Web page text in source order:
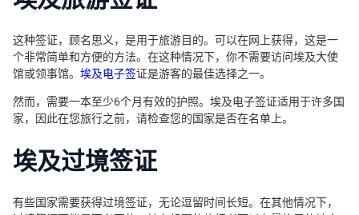
这种签证，顾名思义，是用于旅游目的。可以在网上获得，这是一
个非常简单和方便的方法。在这种情况下，你不需要访问埃及大使
馆或领事馆。 埃及电子签证是游客的最佳选择之一。
然而，需要一本至少6个月有效的护照。埃及电子签证适用于许多国
家，因此在您旅行之前，请检查您的国家是否在名单上。
埃及过境签证
有些国家需要获得过境签证，无论逗留时间长短。在其他情况下，